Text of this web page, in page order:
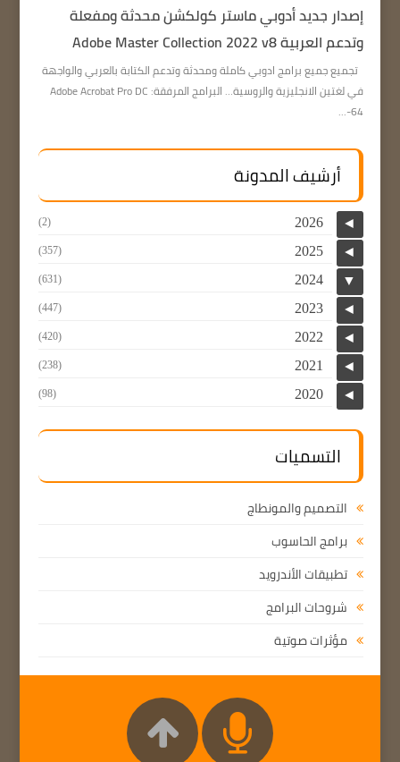
إصدار جديد أدوبي ماستر كولكشن محدثة ومفعلة
وتدعم العربية Adobe Master Collection 2022 v8
تجميع جميع برامج ادوبي كاملة ومحدثة وتدعم الكتابة بالعربي والواجهة
في لغتين الانجليزية والروسية… البرامج المرفقة: Adobe Acrobat Pro DC
64-...
أرشيف المدونة
◄
2026
(2)
◄
2025
(357)
▼
2024
(631)
◄
2023
(447)
◄
2022
(420)
◄
2021
(238)
◄
2020
(98)
التسميات
التصميم والمونطاج
برامج الحاسوب
تطبيقات الأندرويد
شروحات البرامج
مؤثرات صوتية